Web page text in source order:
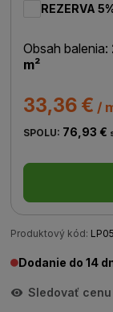
REZERVA
Obsah balenia:
m²
33,36 € /
SPOLU: 76,93 €
Produktový kód:
Dodanie do 14
Sledovať